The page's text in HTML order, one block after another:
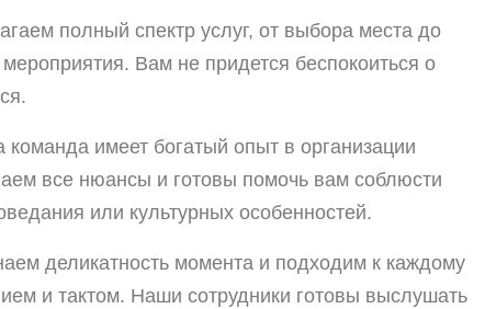
полный спектр услуг, от выбора места до
Вам не придется беспокоиться о
имеет богатый опыт в организации
все нюансы и готовы помочь вам соблюсти
или культурных особенностей.
деликатность момента и подходим к каждому
и тактом. Наши сотрудники готовы выслушать